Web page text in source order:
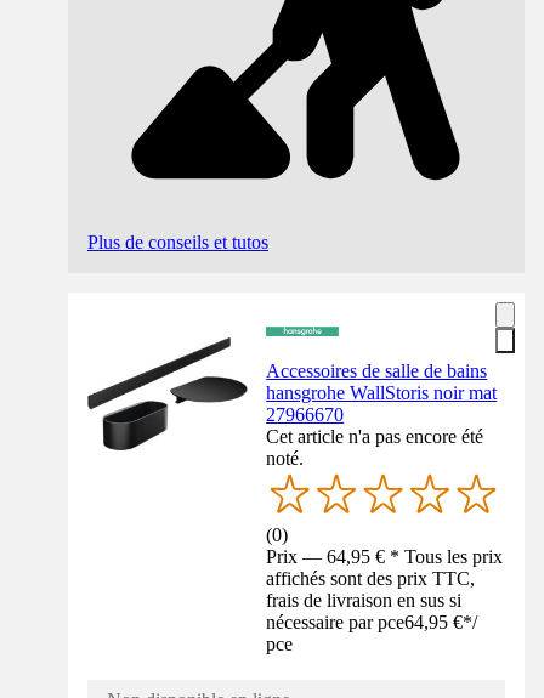
Plus de conseils et tutos
Accessoires de salle de bains
hansgrohe WallStoris noir mat
27966670
Cet article n'a pas encore été
noté.
(0)
Prix — 64,95 € * Tous les prix
affichés sont des prix TTC,
frais de livraison en sus si
nécessaire par pce64,95 €*/
pce